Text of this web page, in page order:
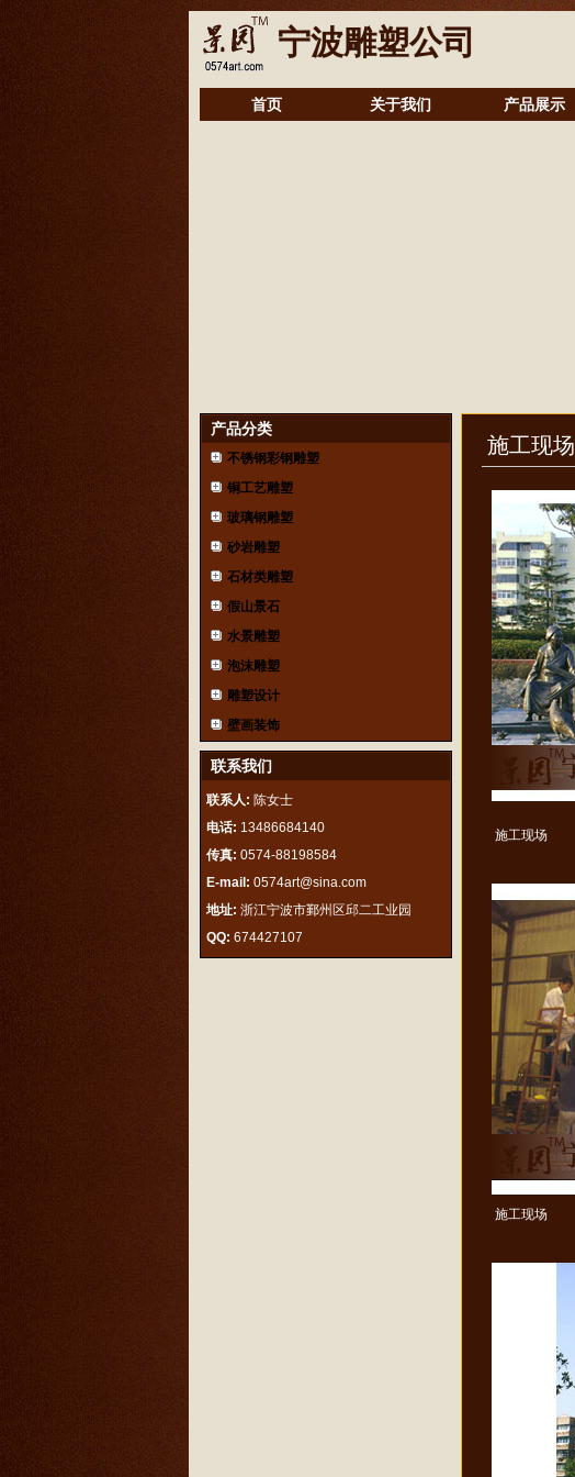
宁波雕塑公司
首页 关于我们 产品展示
产品分类
不锈钢彩钢雕塑
铜工艺雕塑
玻璃钢雕塑
砂岩雕塑
石材类雕塑
假山景石
水景雕塑
泡沫雕塑
雕塑设计
壁画装饰
联系我们
联系人: 陈女士
电话: 13486684140
传真: 0574-88198584
E-mail: 0574art@sina.com
地址: 浙江宁波市鄞州区邱二工业园
QQ: 674427107
施工现场
施工现场
施工现场